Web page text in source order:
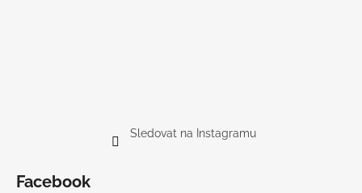
Sledovat na Instagramu
Facebook